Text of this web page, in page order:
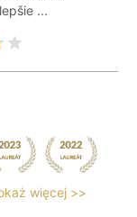
...
więcej >>